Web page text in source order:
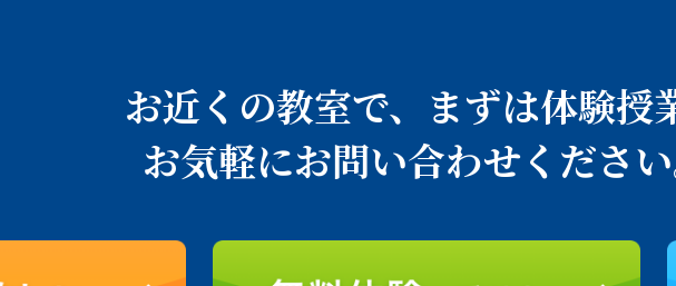
お近くの教室で、 まずは体験授
お気軽にお問い合わせくださ